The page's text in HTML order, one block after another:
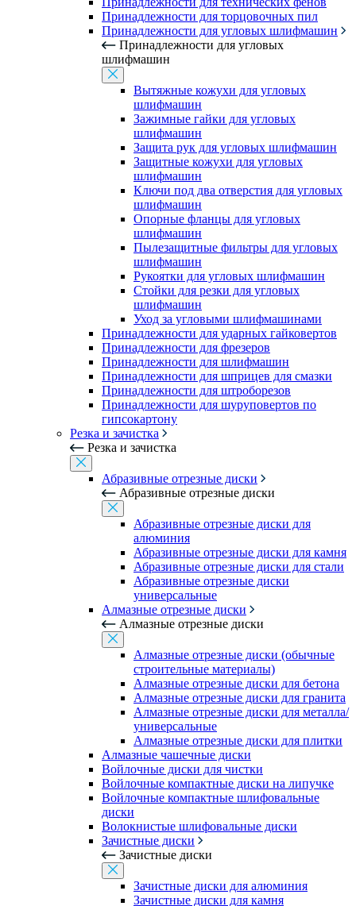
Принадлежности для торцовочных пил
Принадлежности для угловых шлифмашин
Принадлежности для угловых
шлифмашин
Вытяжные кожухи для угловых
шлифмашин
Зажимные гайки для угловых
шлифмашин
Защита рук для угловых шлифмашин
Защитные кожухи для угловых
шлифмашин
Ключи под два отверстия для угловых
шлифмашин
Опорные фланцы для угловых
шлифмашин
Пылезащитные фильтры для угловых
шлифмашин
Рукоятки для угловых шлифмашин
Стойки для резки для угловых
шлифмашин
Уход за угловыми шлифмашинами
Принадлежности для ударных гайковертов
Принадлежности для фрезеров
Принадлежности для шлифмашин
Принадлежности для шприцев для смазки
Принадлежности для штроборезов
Принадлежности для шуруповертов по
гипсокартону
Резка и зачистка
Резка и зачистка
Абразивные отрезные диски
Абразивные отрезные диски
Абразивные отрезные диски для
алюминия
Абразивные отрезные диски для камня
Абразивные отрезные диски для стали
Абразивные отрезные диски
универсальные
Алмазные отрезные диски
Алмазные отрезные диски
Алмазные отрезные диски (обычные
строительные материалы)
Алмазные отрезные диски для бетона
Алмазные отрезные диски для гранита
Алмазные отрезные диски для металла/
универсальные
Алмазные отрезные диски для плитки
Алмазные чашечные диски
Войлочные диски для чистки
Войлочные компактные диски на липучке
Войлочные компактные шлифовальные
диски
Волокнистые шлифовальные диски
Зачистные диски
Зачистные диски
Зачистные диски для алюминия
Зачистные диски для камня